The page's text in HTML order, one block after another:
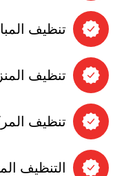
تنظيف
تنظيف
تنظيف
التنظيف